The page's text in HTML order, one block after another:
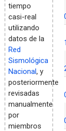
tiempo
casi-real
utilizando
datos de la
Red
Sismológica
Nacional, y
posteriormente
revisadas
manualmente
por
miembros